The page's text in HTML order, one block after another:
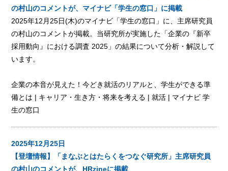
の村山のコメントが、マイナビ「学生の窓口」に掲載
2025年12月25日(木)のマイナビ「学生の窓口」に、主席研究員
の村山のコメントが掲載。当研究所が実施した「企業の『新卒
採用動向』における調査 2025」の結果について分析・解説して
います。
企業の本音が見えた！今どき就活のリアルと、学生ができる準
備とは | キャリア・生き方・将来を考える | 就活 | マイナビ 学
生の窓口
2025年12月25日
【登壇情報】「まなぶとはたらくをつなぐ研究所」主席研究員
の村山のコメントが、HRzineに掲載